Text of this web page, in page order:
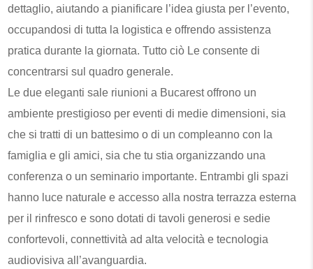
dettaglio, aiutando a pianificare l’idea giusta per l’evento,
occupandosi di tutta la logistica e offrendo assistenza
pratica durante la giornata. Tutto ciò Le consente di
concentrarsi sul quadro generale.
Le due eleganti sale riunioni a Bucarest offrono un
ambiente prestigioso per eventi di medie dimensioni, sia
che si tratti di un battesimo o di un compleanno con la
famiglia e gli amici, sia che tu stia organizzando una
conferenza o un seminario importante. Entrambi gli spazi
hanno luce naturale e accesso alla nostra terrazza esterna
per il rinfresco e sono dotati di tavoli generosi e sedie
confortevoli, connettività ad alta velocità e tecnologia
audiovisiva all’avanguardia.